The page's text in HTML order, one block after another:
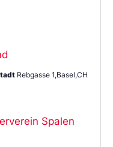
Rebgasse 1,Basel,CH
Spalen